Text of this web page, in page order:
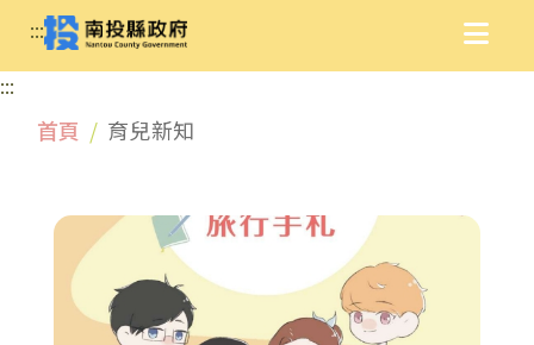
:::
:::
首頁 育兒新知